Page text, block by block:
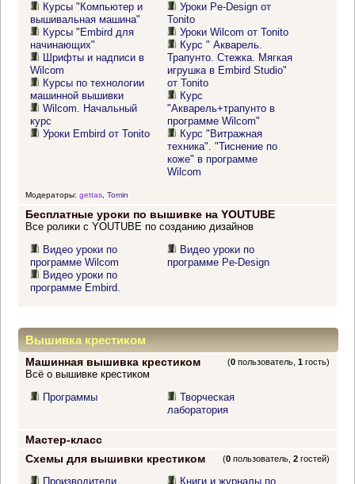
Курсы "Компьютер и
вышивальная машина"
Курсы "Embird для
начинающих"
Шрифты и надписи в
Wilcom
Курсы по технологии
машинной вышивки
Wilcom. Начальный
курс
Уроки Embird от Tonito
Уроки Pe-Design от
Tonito
Уроки Wilcom от Tonito
Курс " Акварель.
Трапунто. Стежка. Мягкая
игрушка в Embird Studio"
от Tonito
Курс
"Акварель+трапунто в
программе Wilcom"
Курс "Витражная
техника". "Тиснение по
коже" в программе
Wilcom
Модераторы: gettas, Tomin
Бесплатные уроки по вышивке на YOUTUBE
Все ролики с YOUTUBE по созданию дизайнов
Видео уроки по
программе Wilcom
Видео уроки по
программе Embird.
Видео уроки по
программе Pe-Design
Вышивка крестиком
Машинная вышивка крестиком (0 пользователь,1 гость)
Всё о вышивке крестиком
Программы
Творческая
лаборатория
Мастер-класс
Схемы для вышивки крестиком
(0 пользователь,2 гостей)
Производители Книги и журналы по